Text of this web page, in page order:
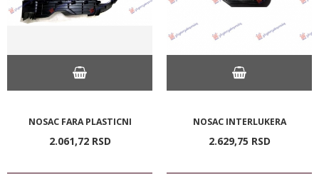
NOSAC FARA PLASTICNI
2.061,72 RSD
NOSAC INTERLUKERA
2.629,75 RSD